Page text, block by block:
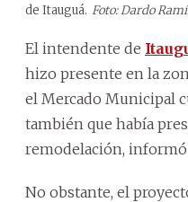
de Itauguá. Foto: Dardo
El intendente de
hizo presente en la
el Mercado Municipal
también que había
remodelación, informó
No obstante, el